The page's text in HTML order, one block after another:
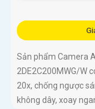
Sản phẩm Camera
2DE2C200MWG/W
20x, chống ngược
không dây, xoay